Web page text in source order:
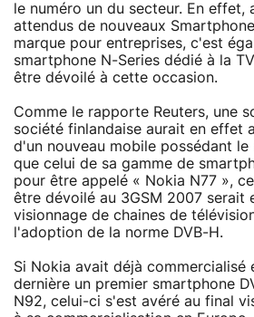
le numéro un du secteur. En effet,
attendus de nouveaux
marque pour entreprises, c'est
smartphone N-Series dédié à la
être dévoilé à cette occasion.
Comme le rapporte Reuters, une
société finlandaise aurait en effet
d'un nouveau mobile possédant le
que celui de sa gamme de
pour être appelé « Nokia N77 »,
être dévoilé au 3GSM 2007 serait
visionnage de chaines de
l'adoption de la norme DVB-H.
Si Nokia avait déjà commercialisé
dernière un premier smartphone
N92, celui-ci s'est avéré au final